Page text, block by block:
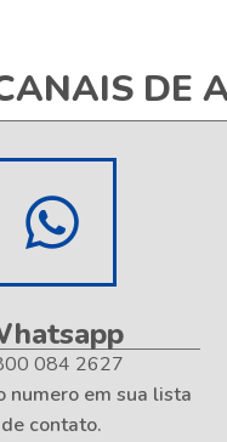
DE
084 2627
numero em sua lista
de contato.